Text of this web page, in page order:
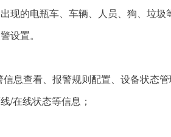
的电瓶车、车辆、人员、狗、垃圾
设置。
查看、报警规则配置、设备状态管
/在线状态等信息；